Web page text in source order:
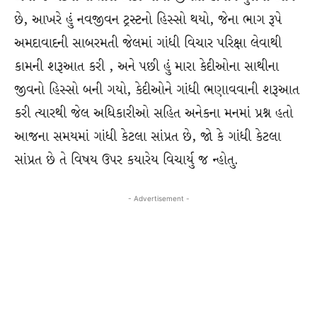
છે, આખરે હું નવજીવન ટ્રસ્ટનો હિસ્સો થયો, જેના ભાગ રૂપે
અમદાવાદની સાબરમતી જેલમાં ગાંધી વિચાર પરિક્ષા લેવાથી
કામની શરૂઆત કરી , અને પછી હું મારા કેદીઓના સાથીના
જીવનો હિસ્સો બની ગયો, કેદીઓને ગાંધી ભણાવવાની શરૂઆત
કરી ત્યારથી જેલ અધિકારીઓ સહિત અનેકના મનમાં પ્રશ્ન હતો
આજના સમયમાં ગાંધી કેટલા સાંપ્રત છે, જો કે ગાંધી કેટલા
સાંપ્રત છે તે વિષય ઉપર કયારેય વિચાર્યુ જ ન્હોતુ.
- Advertisement -